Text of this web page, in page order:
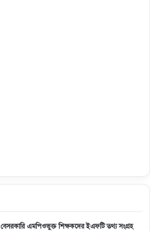
বেসরকারি এমপিওভুক্ত শিক্ষকদের ইএফটি তথ্য সংগ্রহ